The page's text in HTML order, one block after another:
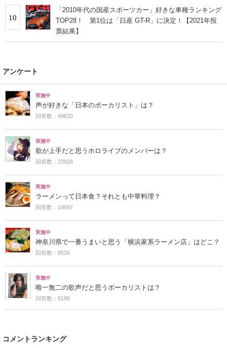
10
「2010年代の国産スポーツカー」好きな車種ランキング
TOP28！ 第1位は「日産 GT-R」に決定！【2021年投
票結果】
アンケート
実施中
声が好きな「日本のボーカリスト」は？
回答数：49620
実施中
歌が上手だと思うホロライブのメンバーは？
回答数：23926
実施中
ラーメンって日本食？それとも中華料理？
回答数：19697
実施中
神奈川県で一番うまいと思う「横浜家系ラーメン店」はどこ？
回答数：8526
実施中
唯一無二の歌声だと思うボーカリストは？
回答数：8186
コメントランキング